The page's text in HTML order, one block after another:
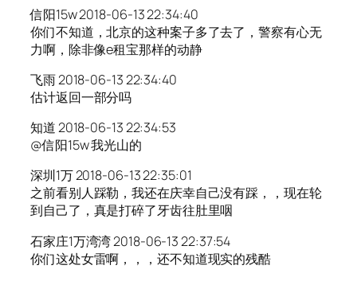
信阳15w 2018-06-13 22:34:40
你们不知道，北京的这种案子多了去了，警察有心无
力啊，除非像e租宝那样的动静
飞雨 2018-06-13 22:34:40
估计返回一部分吗
知道 2018-06-13 22:34:53
@信阳15w 我光山的
深圳1万 2018-06-13 22:35:01
之前看别人踩勒，我还在庆幸自己没有踩，，现在轮
到自己了，真是打碎了牙齿往肚里咽
石家庄1万湾湾 2018-06-13 22:37:54
你们这处女雷啊，，，还不知道现实的残酷